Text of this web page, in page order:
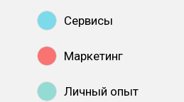
Сервисы
Маркетинг
Личный опыт